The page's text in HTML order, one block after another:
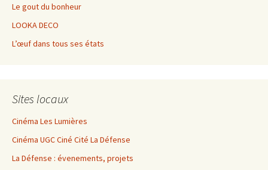
Le gout du bonheur
LOOKA DECO
L’œuf dans tous ses états
Sites locaux
Cinéma Les Lumières
Cinéma UGC Ciné Cité La Défense
La Défense : évenements, projets